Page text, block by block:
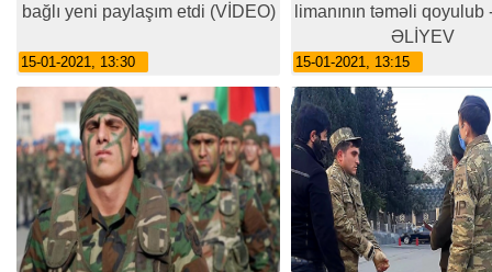
bağlı yeni paylaşım etdi (VİDEO)
15-01-2021, 13:30
limanının təməli qoyulub
ƏLİYEV
15-01-2021, 13:15